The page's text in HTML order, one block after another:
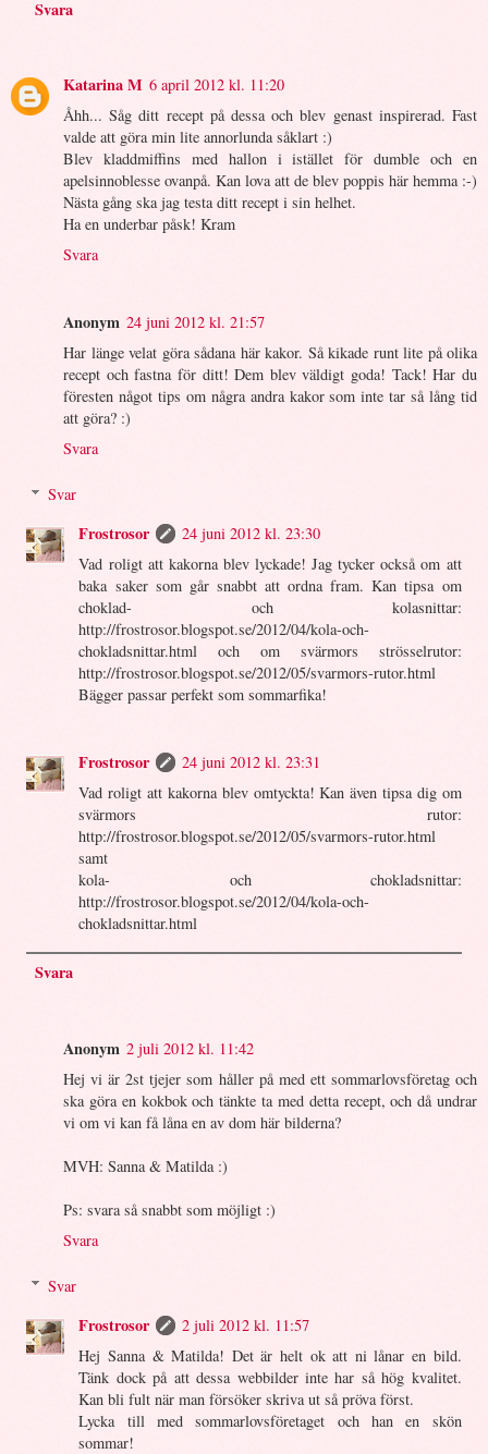
Svara
Katarina M 6 april 2012 kl. 11:20
Åhh... Såg ditt recept på dessa och blev genast inspirerad. Fast
valde att göra min lite annorlunda såklart :)
Blev kladdmiffins med hallon i istället för dumble och en
apelsinnoblesse ovanpå. Kan lova att de blev poppis här hemma :-)
Nästa gång ska jag testa ditt recept i sin helhet.
Ha en underbar påsk! Kram
Svara
Anonym 24 juni 2012 kl. 21:57
Har länge velat göra sådana här kakor. Så kikade runt lite på olika
recept och fastna för ditt! Dem blev väldigt goda! Tack! Har du
föresten något tips om några andra kakor som inte tar så lång tid
att göra? :)
Svara
Svar
Frostrosor
24 juni 2012 kl. 23:30
Vad roligt att kakorna blev lyckade! Jag tycker också om att
baka saker som går snabbt att ordna fram. Kan tipsa om
choklad- och kolasnittar:
http://frostrosor.blogspot.se/2012/04/kola-och-
chokladsnittar.html och om svärmors strösselrutor:
http://frostrosor.blogspot.se/2012/05/svarmors-rutor.html
Bägger passar perfekt som sommarfika!
Frostrosor
24 juni 2012 kl. 23:31
Vad roligt att kakorna blev omtyckta! Kan även tipsa dig om
svärmors rutor:
http://frostrosor.blogspot.se/2012/05/svarmors-rutor.html
samt
kola- och chokladsnittar:
http://frostrosor.blogspot.se/2012/04/kola-och-
chokladsnittar.html
Svara
Anonym 2 juli 2012 kl. 11:42
Hej vi är 2st tjejer som håller på med ett sommarlovsföretag och
ska göra en kokbok och tänkte ta med detta recept, och då undrar
vi om vi kan få låna en av dom här bilderna?
MVH: Sanna & Matilda :)
Ps: svara så snabbt som möjligt :)
Svara
Svar
Frostrosor
2 juli 2012 kl. 11:57
Hej Sanna & Matilda! Det är helt ok att ni lånar en bild.
Tänk dock på att dessa webbilder inte har så hög kvalitet.
Kan bli fult när man försöker skriva ut så pröva först.
Lycka till med sommarlovsföretaget och han en skön
sommar!